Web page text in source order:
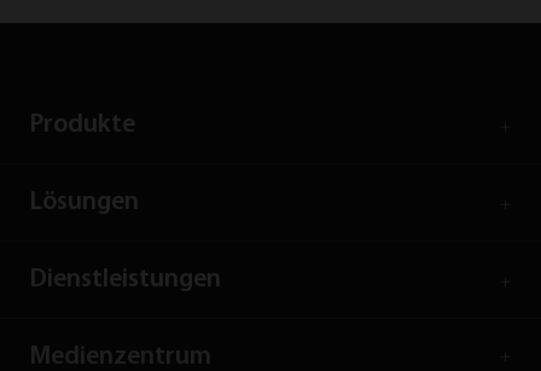
Produkte
Lösungen
Dienstleistungen
Medienzentrum